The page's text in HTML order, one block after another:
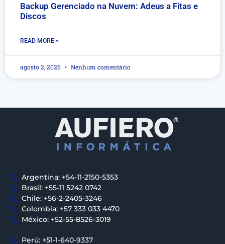
Backup Gerenciado na Nuvem: Adeus a Fitas e
Discos
READ MORE »
agosto 2, 2026 Nenhum comentário
Argentina: +54-11-2150-5353
Brasil: +55-11 5242 0742
Chile: +56-2-2405-3246
Colombia: +57 333 033 4470
México: +52-55-8526-3019
Perú: +51-1-640-9337